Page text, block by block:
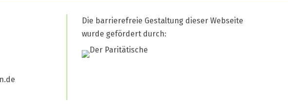
Die barrierefreie Gestaltung dieser Webseite
wurde gefördert durch: